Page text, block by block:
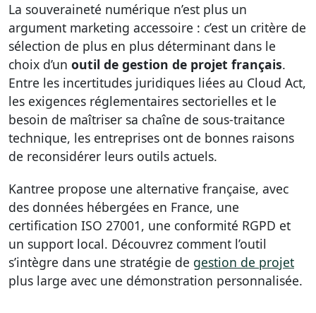
La souveraineté numérique n’est plus un
argument marketing accessoire : c’est un critère de
sélection de plus en plus déterminant dans le
choix d’un outil de gestion de projet français.
Entre les incertitudes juridiques liées au Cloud Act,
les exigences réglementaires sectorielles et le
besoin de maîtriser sa chaîne de sous-traitance
technique, les entreprises ont de bonnes raisons
de reconsidérer leurs outils actuels.
Kantree propose une alternative française, avec
des données hébergées en France, une
certification ISO 27001, une conformité RGPD et
un support local. Découvrez comment l’outil
s’intègre dans une stratégie de gestion de projet
plus large avec une démonstration personnalisée.